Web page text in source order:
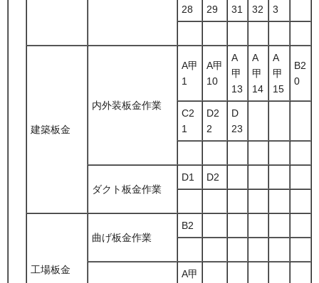
28
29
31
32
3
建築板金
内外装板金作業
A甲
1
A甲
10
A
甲
13
A
甲
14
A
甲
15
B2
0
C2
1
D2
2
D
23
ダクト板金作業
D1 D2
工場板金
曲げ板金作業
B2
A甲